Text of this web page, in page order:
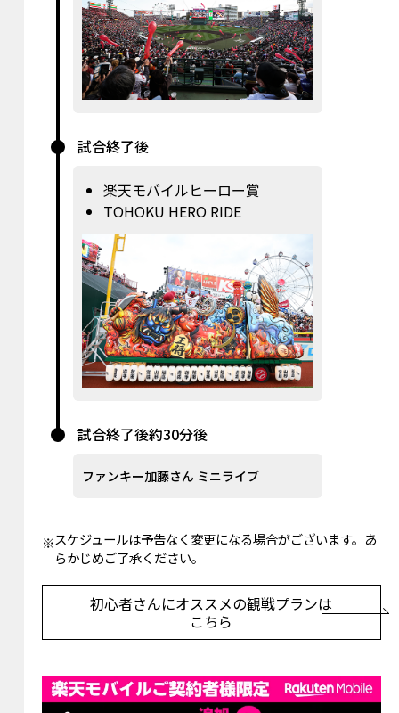
試合終了後
楽天モバイルヒーロー賞
TOHOKU HERO RIDE
試合終了後約30分後
ファンキー加藤さん ミニライブ
スケジュールは予告なく変更になる場合がございます。あ
らかじめご了承ください。
初心者さんにオススメの観戦プランは
こちら